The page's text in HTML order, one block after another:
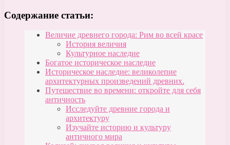
Содержание статьи:
Величие древнего города: Рим во всей красе
История величия
Культурное наследие
Богатое историческое наследие
Историческое наследие: великолепие
архитектурных произведений древних.
Путешествие во времени: откройте для себя
античность
Исследуйте древние города и
архитектуру
Изучайте историю и культуру
античного мира